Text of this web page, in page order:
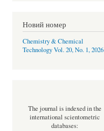
Новий номер
Chemistry & Chemical
Technology Vol. 20, No. 1, 2026
The journal is indexed in the
international scientometric
databases: